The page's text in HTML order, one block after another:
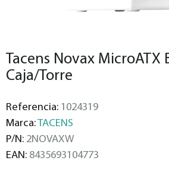
Tacens Novax MicroATX
Caja/Torre
Referencia: 1024319
Marca:TACENS
P/N: 2NOVAXW
EAN: 8435693104773